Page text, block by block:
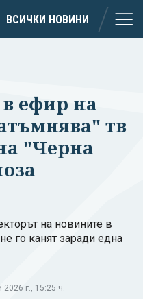
ВСИЧКИ НОВИНИ
ефир на
тв
"Черна
на новините в
го канят заради една
г., 15:25 ч.